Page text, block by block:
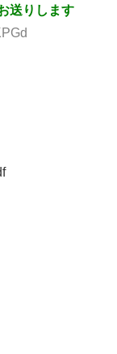
送りします